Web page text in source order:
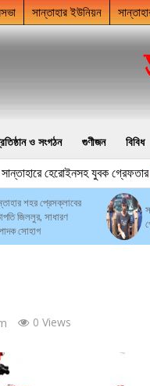
সান্তাহার ইউনিয়ন
ও সংগঠন গুণীজন বিবিধ
হেরোইনসহ যুবক গ্রেফতার »
শহর প্রেসক্লাবের
জিললুর, সাধারণ
সোহাগ
0 Views